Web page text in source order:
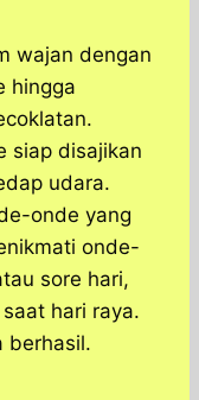
wajan dengan
hingga
siap disajikan
udara.
onde yang
onde-
sore hari,
hari raya.
berhasil.